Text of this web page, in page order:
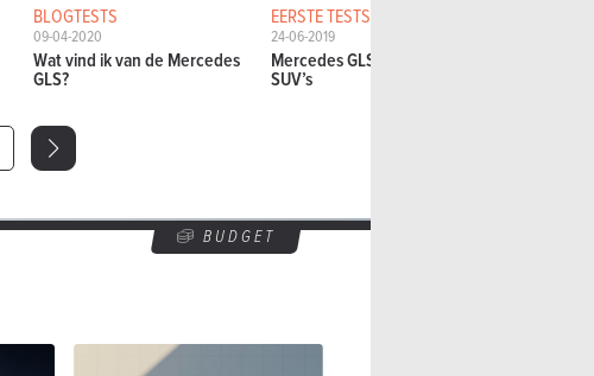
BLOGTESTS
09-04-2020
Wat vind ik van de Mercedes
GLS?
EERSTE TESTS
24-06-2019
Mercedes GLS: De S-Klasse der
SUV’s
BUDGET